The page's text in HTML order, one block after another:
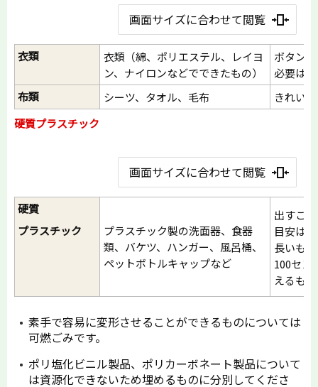
画面サイズに合わせて閲覧
衣類
衣類（綿、ポリエステル、レイヨ
ン、ナイロンなどでできたもの）
ボタン
必要は
布類
シーツ、タオル、毛布
きれい
硬質プラスチック
画面サイズに合わせて閲覧
硬質
プラスチック
プラスチック製の洗面器、食器
類、バケツ、ハンガー、風呂桶、
ペットボトルキャップなど
出すこ
目安は
長いも
100セン
えるも
素手で容易に変形させることができるものについては
可燃ごみです。
ポリ塩化ビニル製品、ポリカーボネート製品について
は資源化できないため埋めるものに分別してくださ